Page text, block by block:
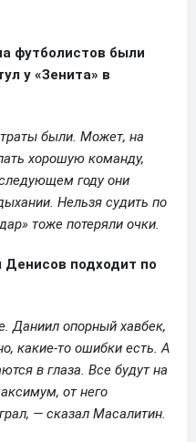
футболистов были
у «Зенита» в
были. Может, на
хорошую команду,
году они
Нельзя судить по
тоже потеряли очки.
подходит по
Даниил опорный хавбек,
какие-то ошибки есть. А
в глаза. Все будут на
от него
— сказал Масалитин.